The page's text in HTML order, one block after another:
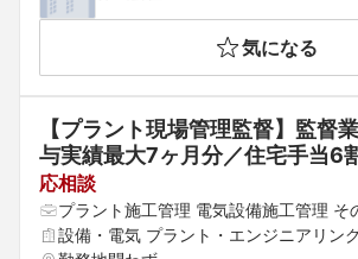
野県 大阪府 京都府 兵庫県 滋賀県 奈良
島根県 岡山県 広島県 山口県 徳島県 香
福岡県 佐賀県 長崎県 熊本県 大分県 宮
県
気になる
【プラント現場管理監督】監督
与実績最大7ヶ月分／住宅手当6
力を磨きながらスキルアップでき
ル・ご希望に応じて他ポジション
す）
応相談
プラント施工管理 電気設備施工管理 そ
設備・電気 プラント・エンジニアリン